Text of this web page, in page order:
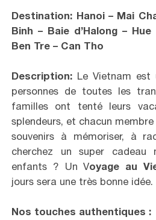
Destination: Hanoi – Mai
Binh – Baie d’Halong –
Ben Tre – Can Tho
Description: Le Vietnam
personnes de toutes les
familles ont tenté leurs
splendeurs, et chacun
souvenirs à mémoriser, à
cherchez un super cadeau
enfants ? Un Voyage au
jours sera une très bonne idée.
Nos touches authentiques :